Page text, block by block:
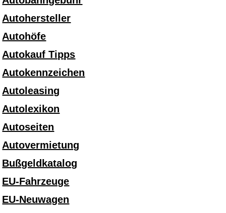
Autohersteller
Autohöfe
Autokauf Tipps
Autokennzeichen
Autoleasing
Autolexikon
Autoseiten
Autovermietung
Bußgeldkatalog
EU-Fahrzeuge
EU-Neuwagen